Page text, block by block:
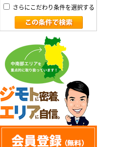
さらにこだわり条件を選択する